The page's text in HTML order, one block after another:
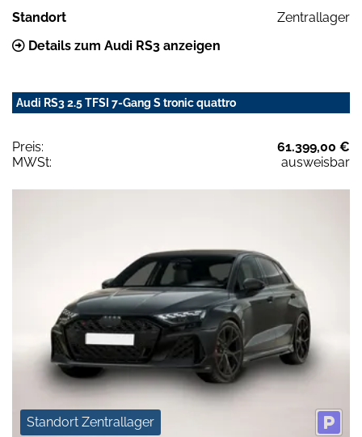
Standort
Zentrallager
Details zum Audi RS3 anzeigen
Audi RS3 2.5 TFSI 7-Gang S tronic quattro
Preis:
61.399,00 €
MWSt:
ausweisbar
Standort Zentrallager